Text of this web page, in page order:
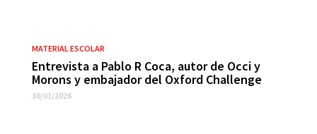
MATERIAL ESCOLAR
Entrevista a Pablo R Coca, autor de Occi y
Morons y embajador del Oxford Challenge
30/01/2026